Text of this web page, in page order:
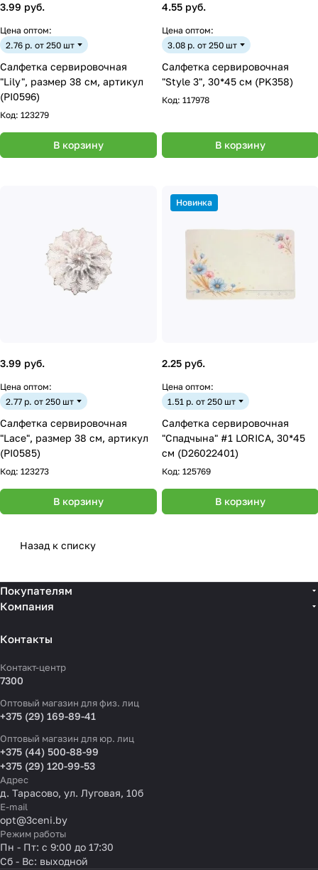
3.99 руб.
Цена оптом:
2.76 р. от 250 шт
Салфетка сервировочная
"Lily", размер 38 см, артикул
(PI0596)
Код: 123279
В корзину
4.55 руб.
Цена оптом:
3.08 р. от 250 шт
Салфетка сервировочная
"Style 3", 30*45 см (PK358)
Код: 117978
В корзину
3.99 руб.
Цена оптом:
2.77 р. от 250 шт
Салфетка сервировочная
"Lace", размер 38 см, артикул
(PI0585)
Код: 123273
В корзину
Новинка
2.25 руб.
Цена оптом:
1.51 р. от 250 шт
Салфетка сервировочная
"Спадчына" #1 LORICA, 30*45
см (D26022401)
Код: 125769
В корзину
Назад к списку
Покупателям
Компания
Контакты
Контакт-центр
7300
Оптовый магазин для физ. лиц
+375 (29) 169-89-41
Оптовый магазин для юр. лиц
+375 (44) 500-88-99
+375 (29) 120-99-53
Адрес
д. Тарасово, ул. Луговая, 10б
E-mail
opt@3ceni.by
Режим работы
Пн - Пт: с 9:00 до 17:30
Сб - Вс: выходной